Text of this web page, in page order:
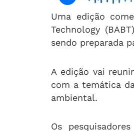
Uma edição
Technology
sendo preparada
A edição vai
com a temática
ambiental.
Os